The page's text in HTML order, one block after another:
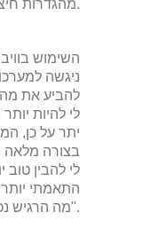
מהגדרות חיצוניות.
השימוש
ניגשה
להביע את
לי להיות
יתר על כן,
בצורה מלאה
לי להבין
התאמתי
מה הרגיש נכון".